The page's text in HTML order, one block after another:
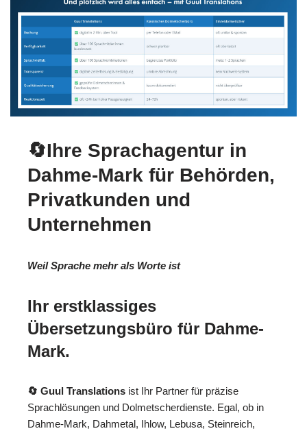
🔄Ihre Sprachagentur in
Dahme-Mark für Behörden,
Privatkunden und
Unternehmen
Weil Sprache mehr als Worte ist
Ihr erstklassiges
Übersetzungsbüro für Dahme-
Mark.
🔄 Guul Translations ist Ihr Partner für präzise
Sprachlösungen und Dolmetscherdienste. Egal, ob in
Dahme-Mark, Dahmetal, Ihlow, Lebusa, Steinreich,